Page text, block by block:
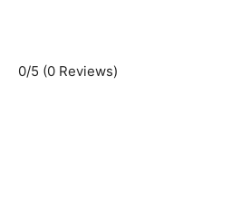
0/5 (0 Reviews)